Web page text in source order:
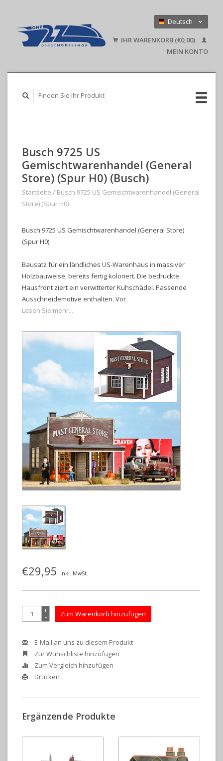
Deutsch
English
IHR WARENKORB (€0,00)
MEIN KONTO
Busch 9725 US
Gemischtwarenhandel (General
Store) (Spur H0) (Busch)
Startseite / Busch 9725 US Gemischtwarenhandel (General
Store) (Spur H0)
Busch 9725 US Gemischtwarenhandel (General Store)
(Spur H0)
Bausatz für ein ländliches US-Warenhaus in massiver
Holzbauweise, bereits fertig koloriert. Die bedruckte
Hausfront ziert ein verwitterter Kuhschädel. Passende
Ausschneidemotive enthalten. Vor
Lesen Sie mehr...
€29,95 Inkl. MwSt.
+
- Zum Warenkorb hinzufügen
E-Mail an uns zu diesem Produkt
Zur Wunschliste hinzufügen
Zum Vergleich hinzufügen
Drucken
Ergänzende Produkte